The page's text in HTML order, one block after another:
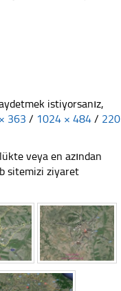
istiyorsanız,
363 / 1024 × 484 / 220
veya en azından
sitemizi ziyaret